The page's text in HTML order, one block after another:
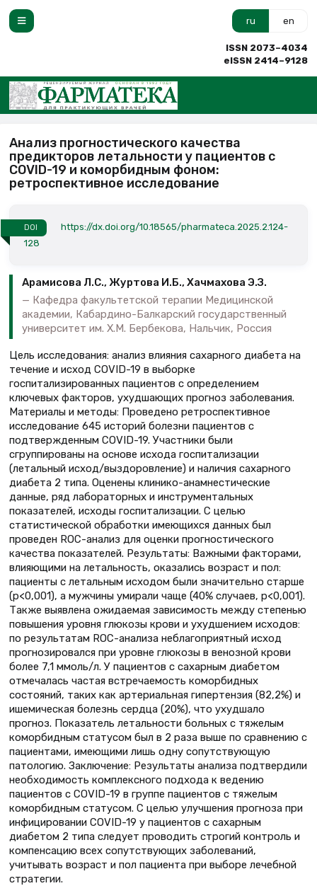
ru en
ISSN 2073–4034
eISSN 2414–9128
Анализ прогностического качества
предикторов летальности у пациентов с
COVID-19 и коморбидным фоном:
ретроспективное исследование
DOI
https://dx.doi.org/10.18565/pharmateca.2025.2.124-
128
Арамисова Л.С., Журтова И.Б., Хачмахова Э.З.
Кафедра факультетской терапии Медицинской
академии, Кабардино-Балкарский государственный
университет им. Х.М. Бербекова, Нальчик, Россия
Цель исследования: анализ влияния сахарного диабета на
течение и исход COVID-19 в выборке
госпитализированных пациентов с определением
ключевых факторов, ухудшающих прогноз заболевания.
Материалы и методы: Проведено ретроспективное
исследование 645 историй болезни пациентов с
подтвержденным COVID-19. Участники были
сгруппированы на основе исхода госпитализации
(летальный исход/выздоровление) и наличия сахарного
диабета 2 типа. Оценены клинико-анамнестические
данные, ряд лабораторных и инструментальных
показателей, исходы госпитализации. С целью
статистической обработки имеющихся данных был
проведен ROC-анализ для оценки прогностического
качества показателей. Результаты: Важными факторами,
влияющими на летальность, оказались возраст и пол:
пациенты с летальным исходом были значительно старше
(р<0,001), а мужчины умирали чаще (40% случаев, р<0,001).
Также выявлена ожидаемая зависимость между степенью
повышения уровня глюкозы крови и ухудшением исходов:
по результатам ROC-анализа неблагоприятный исход
прогнозировался при уровне глюкозы в венозной крови
более 7,1 ммоль/л. У пациентов с сахарным диабетом
отмечалась частая встречаемость коморбидных
состояний, таких как артериальная гипертензия (82,2%) и
ишемическая болезнь сердца (20%), что ухудшало
прогноз. Показатель летальности больных с тяжелым
коморбидным статусом был в 2 раза выше по сравнению с
пациентами, имеющими лишь одну сопутствующую
патологию. Заключение: Результаты анализа подтвердили
необходимость комплексного подхода к ведению
пациентов с COVID-19 в группе пациентов с тяжелым
коморбидным статусом. С целью улучшения прогноза при
инфицировании COVID-19 у пациентов с сахарным
диабетом 2 типа следует проводить строгий контроль и
компенсацию всех сопутствующих заболеваний,
учитывать возраст и пол пациента при выборе лечебной
стратегии.